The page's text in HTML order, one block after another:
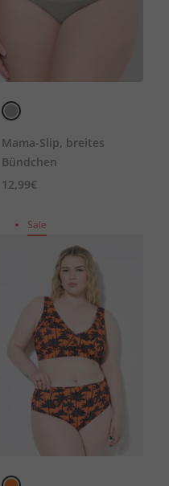
Mama-Slip, breites
Bündchen
12,99€
Sale